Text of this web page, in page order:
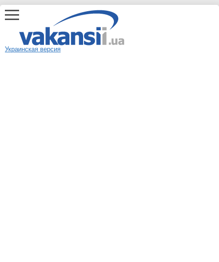
Украинская версия